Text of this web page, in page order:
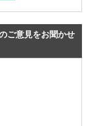
ご意見をお聞かせ